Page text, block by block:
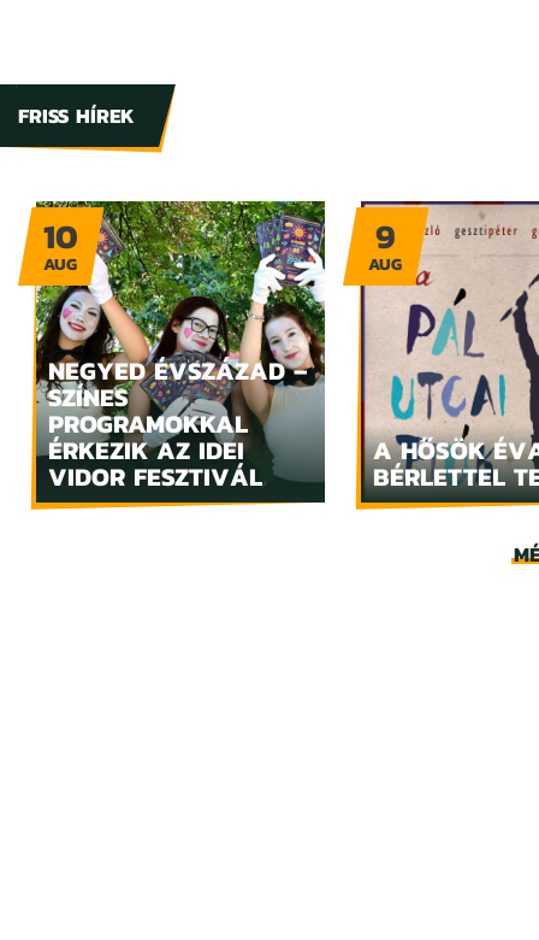
FRISS HÍREK
NEGYED ÉVSZÁZAD –
SZÍNES
PROGRAMOKKAL
ÉRKEZIK AZ IDEI
VIDOR FESZTIVÁL
10
AUG
A HŐSÖK
BÉRLETTEL
9
AUG